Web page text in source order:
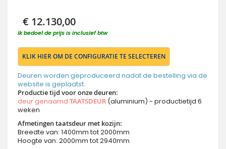
€ 12.130,00
ik bedoel de prijs is inclusief btw
KLIK HIER OM DE CONFIGURATIE TE SELECTEREN
Deuren worden geproduceerd nadat de bestelling via de
website is geplaatst.
Productie tijd voor onze deuren:
deur genaamd TAATSDEUR (aluminium) - productietijd 6
weken
Afmetingen taatsdeur met kozijn:
Breedte van: 1400mm tot 2000mm
Hoogte van: 2000mm tot 2940mm